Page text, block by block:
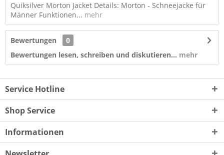
Quiksilver Morton Jacket Details: Morton - Schneejacke für
Männer Funktionen... mehr
Bewertungen
0
Bewertungen lesen, schreiben und diskutieren... mehr
Service Hotline
Shop Service
Informationen